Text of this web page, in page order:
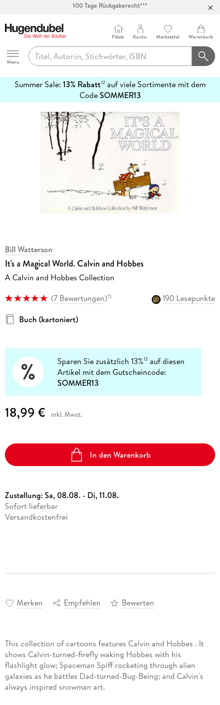
Abholung in über 100 Filialen
Hugendubel
Menu
Filiale Konto Merkzettel Warenkorb
Summer Sale: 13% Rabatt12auf viele Sortimente mit dem
CodeSOMMER13
erfahren
Bill Watterson
It's a Magical World. Calvin and Hobbes
A Calvin and Hobbes Collection
(7 Bewertungen)15
190 Lesepunkte
Buch (kartoniert)
Sparen Sie zusätzlich 13%12 auf diesen
Artikel mit dem Gutscheincode:
SOMMER13
18,99 € inkl. Mwst.
In den Warenkorb
Zustellung:Sa, 08.08. - Di, 11.08.
Sofort lieferbar
Versandkostenfrei
Merken Empfehlen Bewerten
This collection of cartoons features Calvin and Hobbes . It
shows Calvin-turned-firefly waking Hobbes with his
flashlight glow; Spaceman Spiff rocketing through alien
galaxies as he battles Dad-turned-Bug-Being; and Calvin's
always inspired snowman art.